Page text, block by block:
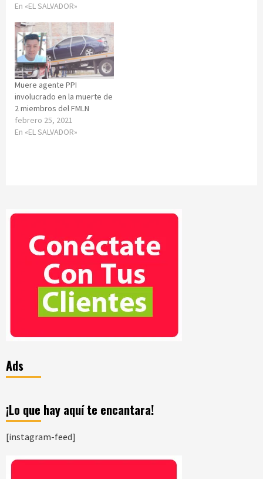
En «EL SALVADOR»
Muere agente PPI
involucrado en la muerte de
2 miembros del FMLN
febrero 25, 2021
En «EL SALVADOR»
Ads
¡Lo que hay aquí te encantara!
[instagram-feed]